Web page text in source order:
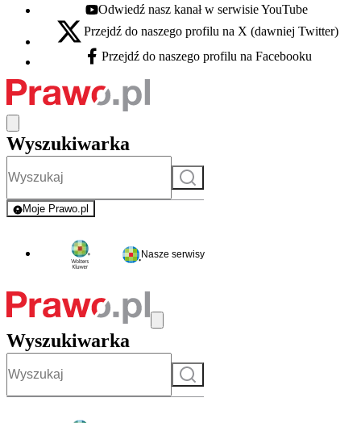
Youtube - otwiera się w nowej karcie
Odwiedź nasz kanał w serwisie YouTube
X - otwiera się w nowej karcie
Przejdź do naszego profilu na X (dawniej Twitter)
Facebook - otwiera się w nowej karcie
Przejdź do naszego profilu na Facebooku
Wyszukiwarka
Szukaj
Moje Prawo.pl
- rejestracja i logowanie do serwisu
Nasze serwisy
Wyszukiwarka
Szukaj